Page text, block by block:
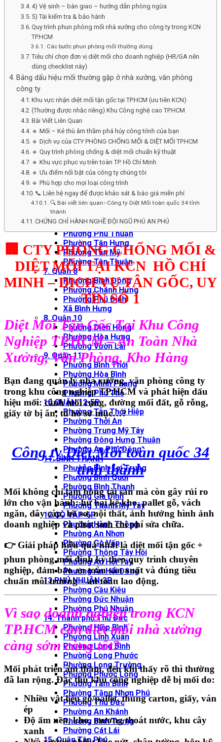
DỰ ÁN CHỐNG MỐI
1. Quận 1
Phường Tân Định
Phường Cầu Ông Lãnh
Phường Sài Gòn
2. Quận 3
Phường Bàn Cờ
Phường Nhiêu Lộc
3. Quận 4
Phường Khánh Hội
Phường Vĩnh Hội
Phường Xóm Chiếu
4. Quận 5
Phường An Đông
Phường Chợ Lớn
Phường Chợ Quán
5. Quận 6
Phường Bình Phú
Phường Bình Tây
Phường Bình Tiên
Phường Phú Lâm
6. Quận 7
Phường Phú Thuận
Phường Tân Hưng
Phường Tân Mỹ
Phường Tân Thuận
7. Quận 8
Phường Bình Đông
Phường Chánh Hưng
Phường Phú Định
Xã Bình Hưng
8. Quận 10
Phường Diên Hồng
Phường Hòa Hưng
Phường Vườn Lài
9. Quận 11
Phường Bình Thới
Phường Hòa Bình
Phường Minh Phụng
Phường Phú Thọ
10.QUẬN 12-5P
Phường Tân Thới Hiệp
Phường Thới An
Phường Trung Mỹ Tây
Phường Đông Hưng Thuận
Phường An Phú Đông
11. BÌNH THẠNH
Phường Bình Lợi Trung
Phường Bình Quới
Phường Bình Thạnh
Phường Gia Định
Phường Thạnh Mỹ Tây
12.GÒ VẤP-6P
Phường Hạnh Thông
Phường An Nhơn
Phường Gò Vấp
Phường Thông Tây Hội
Phường An Hội Tây
Phường An Hội Đông
13.PHÚ NHUẬN-3P
Phường Cầu Kiệu
Phường Đức Nhuận
Phường Phú Nhuận
14. Thành phố Thủ Đức
Phường Hiệp Bình
Phường Linh Xuân
Phường Long Bình
Phường Long Phước
Phường Long Trường
Phường Phước Long
Phường Tam Bình
Phường Tăng Nhơn Phú
Phường Thủ Đức
Phường An Khánh
Phường Bình Trưng
Phường Cát Lái
15. Quận Tân Phú
4) Vệ sinh – bàn giao – hướng dẫn phòng ngừa
5) Tái kiểm tra & bảo hành
Quy trình phun phòng mối nhà xưởng cho công ty trong KCN
TP.HCM
Các bước phun phòng mối thường dùng:
Tiêu chí chọn đơn vị diệt mối cho doanh nghiệp (HR/GA nên
dùng checklist này)
Bảng dấu hiệu mối thường gặp ở nhà xưởng, văn phòng
công ty
Khu vực nhận diệt mối tận gốc tại TP.HCM (ưu tiên KCN)
(Thường được nhắc riêng) Khu Công nghệ cao TP.HCM
Bài Viết Liên Quan
🔹 Mối – Kẻ thù âm thầm phá hủy công trình của bạn
🔹 Dịch vụ của CTY PHÒNG CHỐNG MỐI & DIỆT MỐI TP.HCM
🔹 Quy trình phòng chống & diệt mối chuẩn kỹ thuật
🔹 Khu vực phục vụ trên toàn TP. Hồ Chí Minh
🔹 Ưu điểm nổi bật của công ty chúng tôi
🔹 Phù hợp cho mọi loại công trình
📞 Liên hệ ngay để được khảo sát & báo giá miễn phí
🔍 Bài viết liên quan–Công ty Diệt Mối toàn quốc 34 tỉnh
thành
CHỨNG CHỈ HÀNH NGHỀ ĐỘI NGŨ PHÚ AN PHÚ
🏢 CTY PHÒNG CHỐNG MỐI &
DIỆT MỐI TẠI KCN HỒ CHÍ
MINH – DỊCH VỤ TẬN GỐC, UY
TÍN SỐ 1
Diệt Mối Tận Gốc Tại Khu Công
Nghiệp TP.HCM – An Toàn Nhà
Xưởng, Văn Phòng, Kho Hàng
Bạn đang quản lý nhà xưởng, văn phòng công ty
trong khu công nghiệp TP.HCM và phát hiện dấu
hiệu mối:cánh mối rụng, đường mối đất, gỗ rỗng,
giấy tờ bị ăn, tủ hồ sơ mục…?
Công ty Diệt Mối toàn quốc 34
tỉnh thành
Mối không chỉ làm hỏng tài sản mà còn gây rủi ro
lớn cho vận hành: hư hạikệ kho, pallet gỗ, vách
ngăn, dây cáp, hồ sơ, nội thất, ảnh hưởng hình ảnh
doanh nghiệp và phát sinh chi phí sửa chữa.
👉 Giải pháp hiệu quả nhất là diệt mối tận gốc +
phun phòng mối định kỳtheo quy trình chuyên
nghiệp, đảm bảoan toàn sản xuất và đúng tiêu
chuẩn môi trường – an toàn lao động.
Vì sao doanh nghiệp trong KCN
TP.HCM cần diệt mối nhà xưởng
càng sớm càng tốt?
Mối phát triển âm thầm, đến khi thấy rõ thì thường
đã lan rộng. Đặc thù khu công nghiệp dễ bị mối do:
Nhiều vật liệu gỗ/pallet, thùng carton, giấy, ván
ép
Độ ẩm nền, kho, mương thoát nước, khu cây
xanh